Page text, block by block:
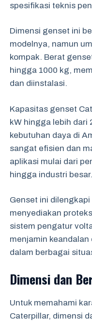
spesifikasi teknis
Dimensi genset ini
modelnya, namun
kompak. Berat
hingga 1000 kg,
dan diinstalasi.
Kapasitas genset
kW hingga lebih dari
kebutuhan daya di
sangat efisien dan
aplikasi mulai dari
hingga industri besar.
Genset ini
menyediakan
sistem pengatur
menjamin
dalam berbagai
Dimensi dan
Untuk memahami
Caterpillar, dimensi